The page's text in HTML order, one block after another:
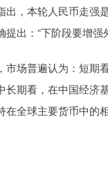
，本轮人民币走强是
提出：“下阶段要增
场普遍认为：短期看
长期看，在中国经济
在全球主要货币中的